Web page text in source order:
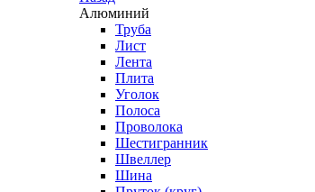
Алюминий
Труба
Лист
Лента
Плита
Уголок
Полоса
Проволока
Шестигранник
Швеллер
Шина